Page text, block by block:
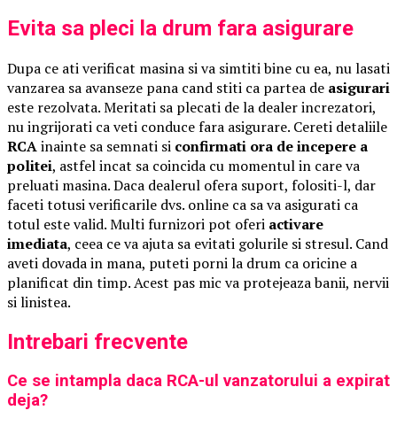
Evita sa pleci la drum fara asigurare
Dupa ce ati verificat masina si va simtiti bine cu ea, nu lasati
vanzarea sa avanseze pana cand stiti ca partea de asigurari
este rezolvata. Meritati sa plecati de la dealer increzatori,
nu ingrijorati ca veti conduce fara asigurare. Cereti detaliile
RCAinainte sa semnati si confirmati ora de incepere a
politei, astfel incat sa coincida cu momentul in care va
preluati masina. Daca dealerul ofera suport, folositi-l, dar
faceti totusi verificarile dvs. online ca sa va asigurati ca
totul este valid. Multi furnizori pot oferi activare
imediata, ceea ce va ajuta sa evitati golurile si stresul. Cand
aveti dovada in mana, puteti porni la drum ca oricine a
planificat din timp. Acest pas mic va protejeaza banii, nervii
si linistea.
Intrebari frecvente
Ce se intampla daca RCA-ul vanzatorului a expirat
deja?